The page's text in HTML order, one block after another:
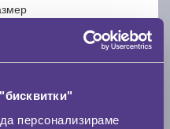
персонализираме